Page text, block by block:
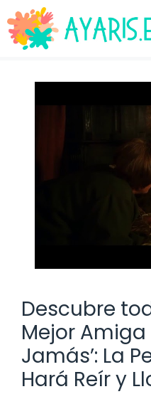
Saltar
al
contenido
Descubre
Mejor
Jamás’: La
Hará Reír y